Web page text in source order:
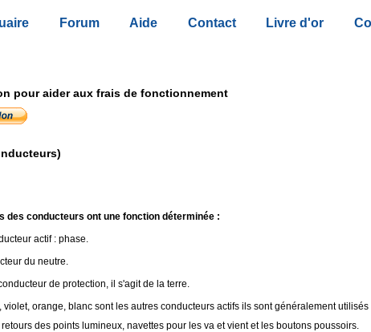
Forum Aide Contact Livre d'or
pour aider aux frais de fonctionnement
des conducteurs ont une fonction déterminée :
actif : phase.
du neutre.
de protection, il s'agit de la terre.
violet, orange, blanc sont les autres conducteurs actifs ils sont généralement utilisés
des points lumineux, navettes pour les va et vient et les boutons poussoirs.